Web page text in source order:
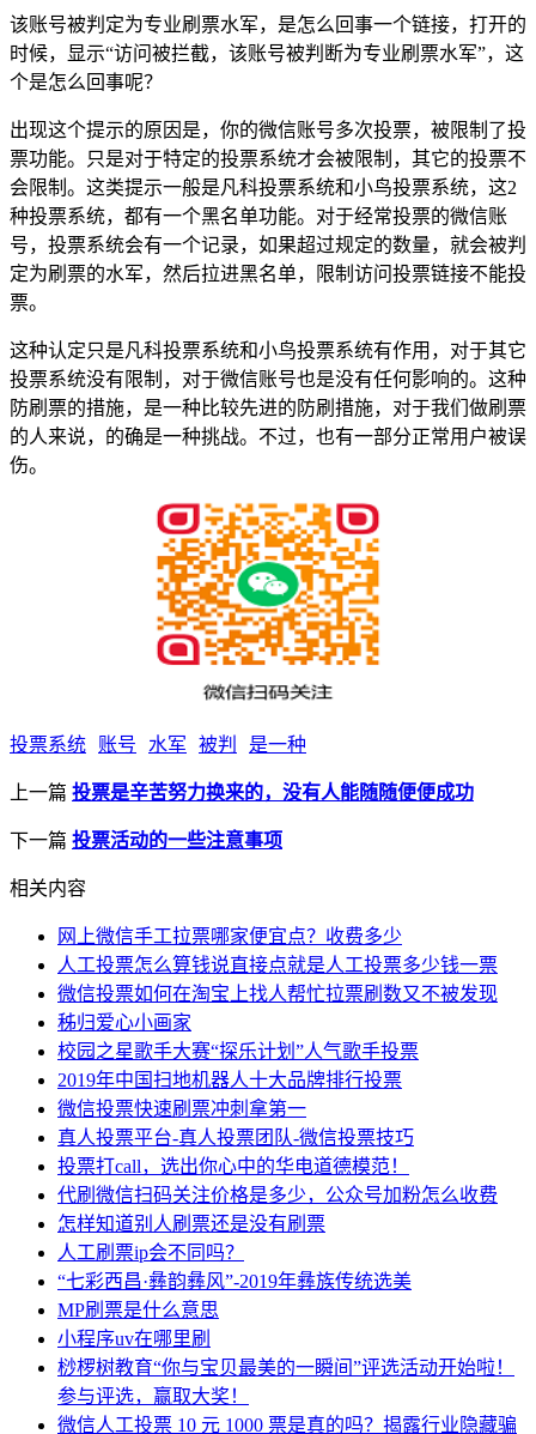
该账号被判定为专业刷票水军，是怎么回事一个链接，打开的
时候，显示“访问被拦截，该账号被判断为专业刷票水军”，这
个是怎么回事呢？
出现这个提示的原因是，你的微信账号多次投票，被限制了投
票功能。只是对于特定的投票系统才会被限制，其它的投票不
会限制。这类提示一般是凡科投票系统和小鸟投票系统，这2
种投票系统，都有一个黑名单功能。对于经常投票的微信账
号，投票系统会有一个记录，如果超过规定的数量，就会被判
定为刷票的水军，然后拉进黑名单，限制访问投票链接不能投
票。
这种认定只是凡科投票系统和小鸟投票系统有作用，对于其它
投票系统没有限制，对于微信账号也是没有任何影响的。这种
防刷票的措施，是一种比较先进的防刷措施，对于我们做刷票
的人来说，的确是一种挑战。不过，也有一部分正常用户被误
伤。
投票系统 账号 水军 被判 是一种
上一篇 投票是辛苦努力换来的，没有人能随随便便成功
下一篇 投票活动的一些注意事项
相关内容
网上微信手工拉票哪家便宜点？收费多少
人工投票怎么算钱说直接点就是人工投票多少钱一票
微信投票如何在淘宝上找人帮忙拉票刷数又不被发现
秭归爱心小画家
校园之星歌手大赛“探乐计划”人气歌手投票
2019年中国扫地机器人十大品牌排行投票
微信投票快速刷票冲刺拿第一
真人投票平台-真人投票团队-微信投票技巧
投票打call，选出你心中的华电道德模范！
代刷微信扫码关注价格是多少，公众号加粉怎么收费
怎样知道别人刷票还是没有刷票
人工刷票ip会不同吗？
“七彩西昌·彝韵彝风”-2019年彝族传统选美
MP刷票是什么意思
小程序uv在哪里刷
桫椤树教育“你与宝贝最美的一瞬间”评选活动开始啦！
参与评选，赢取大奖！
微信人工投票 10 元 1000 票是真的吗？揭露行业隐藏骗